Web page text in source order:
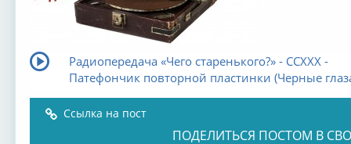
Радиопередача «Чего старенького?» - CCXXX -
Патефончик повторной пластинки (Черные
Ссылка на пост
ПОДЕЛИТЬСЯ ПОСТОМ В